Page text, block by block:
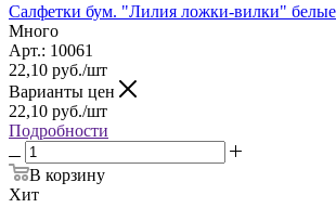
Салфетки бум. "Лилия ложки-вилки"
Много
Арт.: 10061
22,10 руб./шт
Варианты цен
22,10 руб./шт
Подробности
В корзину
Хит